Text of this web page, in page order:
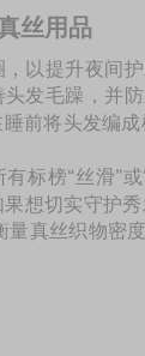
以提升夜间
发毛躁，并
前将头发编
有标榜“丝滑”
想切实守护
量真丝织物密
丝用品